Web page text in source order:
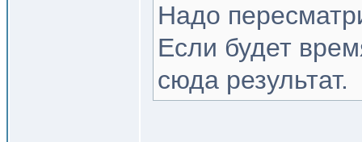
Надо
Если будет
сюда результат.